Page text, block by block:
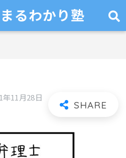
るわかり塾
年11月28日